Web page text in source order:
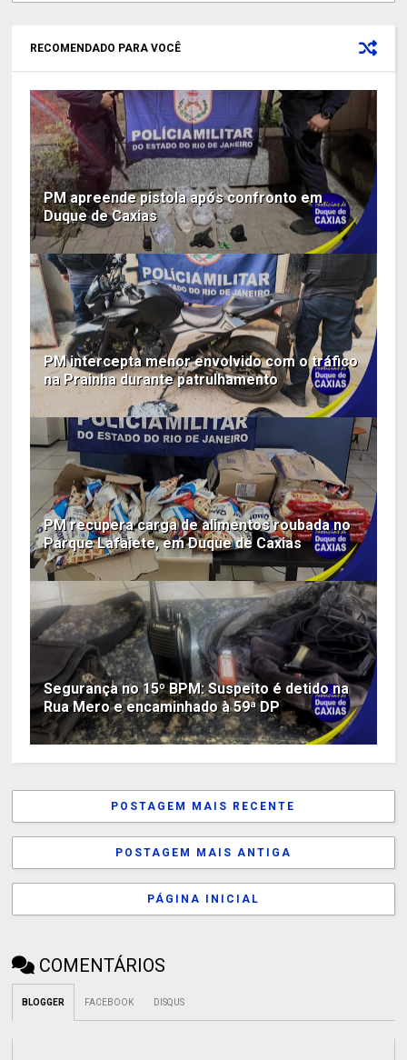
RECOMENDADO PARA VOCÊ
PM apreende pistola após confronto em
Duque de Caxias
PM intercepta menor envolvido com o tráfico
na Prainha durante patrulhamento
PM recupera carga de alimentos roubada no
Parque Lafaiete, em Duque de Caxias
Segurança no 15º BPM: Suspeito é detido na
Rua Mero e encaminhado à 59ª DP
POSTAGEM MAIS RECENTE
POSTAGEM MAIS ANTIGA
PÁGINA INICIAL
COMENTÁRIOS
BLOGGER FACEBOOK DISQUS